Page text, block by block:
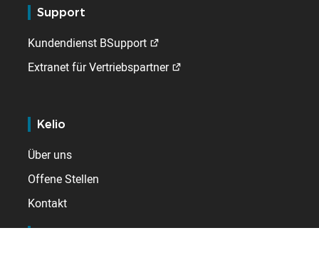
Support
Kundendienst BSupport
Extranet für Vertriebspartner
Kelio
Über uns
Offene Stellen
Kontakt